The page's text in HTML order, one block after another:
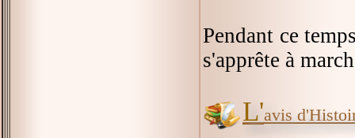
Pendant ce
s'apprête à
L'avis